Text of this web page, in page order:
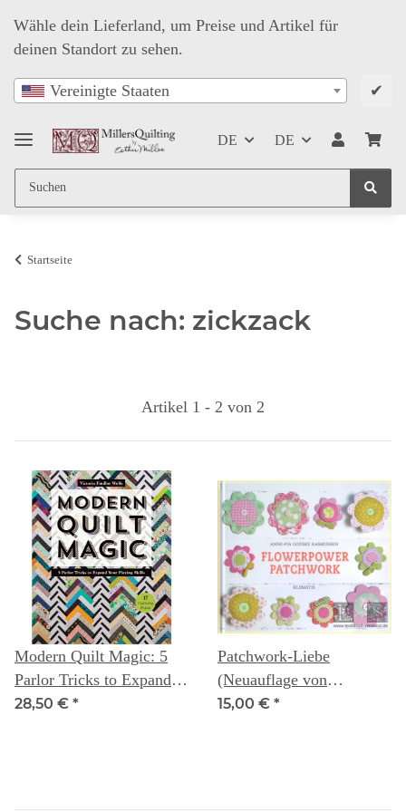
Wähle dein Lieferland, um Preise und Artikel für
deinen Standort zu sehen.
Vereinigte Staaten ✔
DE DE
Startseite
Suche nach: zickzack
Artikel 1 - 2 von 2
Modern Quilt Magic: 5
Parlor Tricks to Expand
Your Piecing Skills - 17
28,50 € *
Patchwork-Liebe
(Neuauflage von
Flowerpower Patchwork)
15,00 € *